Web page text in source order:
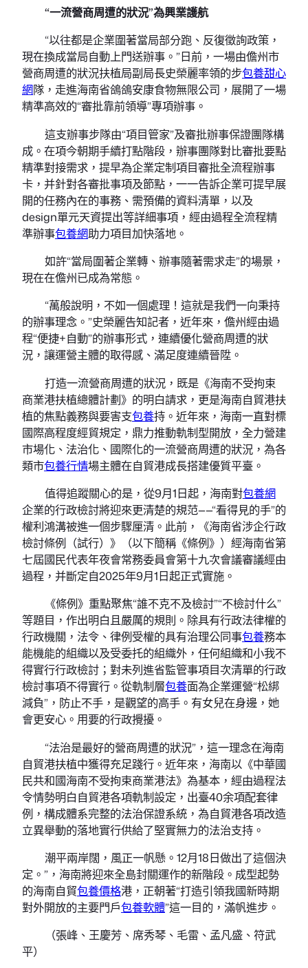
“一流營商周遭的狀況”為興業護航
“以往都是企業圍著當局部分跑、反復徵詢政策，
現在換成當局自動上門送辦事。”日前，一場由儋州市
營商周遭的狀況扶植局副局長史榮麗率領的步包養甜心
網隊，走進海南省鴿鴿安康食物無限公司，展開了一場
精準高效的“審批靠前領導”專項辦事。
這支辦事步隊由“項目管家”及審批辦事保證團隊構
成。在項今朝期手續打點階段，辦事團隊對比審批要點
精準對接需求，提早為企業定制項目審批全流程辦事
卡，并針對各審批事項及節點，一一告訴企業可提早展
開的任務內在的事務、需預備的資料清單，以及
design單元天資提出等詳細事項，經由過程全流程精
準辦事包養網助力項目加快落地。
如許“當局圍著企業轉、辦事隨著需求走”的場景，
現在在儋州已成為常態。
“萬般說明，不如一個處理！這就是我們一向秉持
的辦事理念。”史榮麗告知記者，近年來，儋州經由過
程“便捷+自動”的辦事形式，連續優化營商周遭的狀
況，讓運營主體的取得感、滿足度連續晉陞。
打造一流營商周遭的狀況，既是《海南不受拘束
商業港扶植總體計劃》的明白請求，更是海南自貿港扶
植的焦點義務與要害支包養持。近年來，海南一直對標
國際高程度經貿規定，鼎力推動軌制型開放，全力營建
市場化、法治化、國際化的一流營商周遭的狀況，為各
類市包養行情場主體在自貿港成長搭建優質平臺。
值得追蹤關心的是，從9月1日起，海南對包養網
企業的行政檢討將迎來更清楚的規范——“看得見的手”的
權利鴻溝被進一個步驟厘清。此前，《海南省涉企行政
檢討條例（試行）》（以下簡稱《條例》）經海南省第
七屆國民代表年夜會常務委員會第十九次會議審議經由
過程，并斷定自2025年9月1日起正式實施。
《條例》重點聚焦“誰不克不及檢討”“不檢討什么”
等題目，作出明白且嚴厲的規則。除具有行政法律權的
行政機關，法令、律例受權的具有治理公同事包養務本
能機能的組織以及受委托的組織外，任何組織和小我不
得實行行政檢討；對未列進省監管事項目次清單的行政
檢討事項不得實行。從軌制層包養面為企業運營“松綁
減負”，防止不手，是觀望的高手。有女兒在身邊，她
會更安心。用要的行政攪擾。
“法治是最好的營商周遭的狀況”，這一理念在海南
自貿港扶植中獲得充足踐行。近年來，海南以《中華國
民共和國海南不受拘束商業港法》為基本，經由過程法
令情勢明白自貿港各項軌制設定，出臺40余項配套律
例，構成體系完整的法治保證系統，為自貿港各項改造
立異舉動的落地實行供給了堅實無力的法治支持。
潮平兩岸闊，風正一帆懸。12月18日做出了這個決
定。”，海南將迎來全島封關運作的新階段。成型起勢
的海南自貿包養價格港，正朝著“打造引領我國新時期
對外開放的主要門戶包養軟體”這一目的，滿帆進步。
（張峰、王慶芳、席秀琴、毛雷、孟凡盛、符武
平）